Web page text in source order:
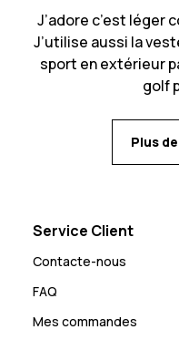
J’adore c’est léger
J’utilise aussi la
sport en extérieur
golf
Plus
Service Client
Contacte-nous
FAQ
Mes commandes